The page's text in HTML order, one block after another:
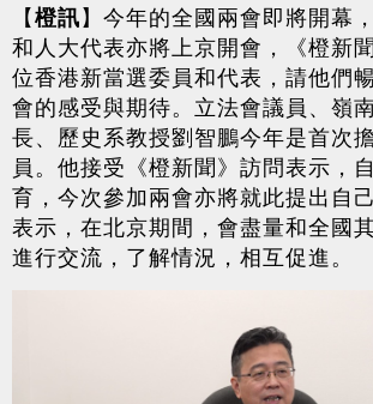
【橙訊】今年的全國兩會即將開幕
和人大代表亦將上京開會，《橙新
位香港新當選委員和代表，請他們
會的感受與期待。立法會議員、嶺
長、歷史系教授劉智鵬今年是首次
員。他接受《橙新聞》訪問表示，
育，今次參加兩會亦將就此提出自
表示，在北京期間，會盡量和全國
進行交流，了解情況，相互促進。